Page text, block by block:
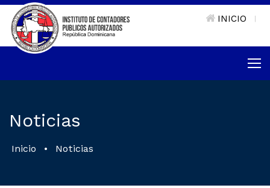
INICIO
Noticias
Inicio • Noticias